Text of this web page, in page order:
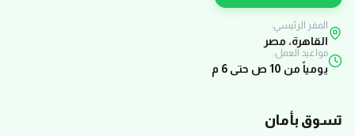
المقر الرئيسي:
القاهرة، مصر
مواعيد العمل:
يومياً من 10 ص حتى 6 م
تسوق بأمان